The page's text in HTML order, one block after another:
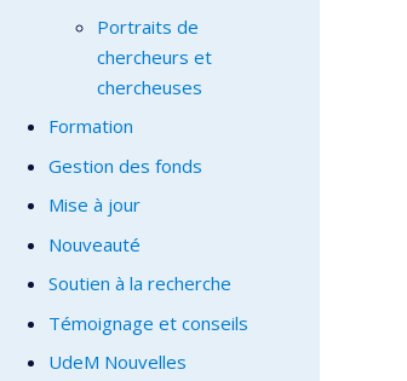
Portraits de
chercheurs et
chercheuses
Formation
Gestion des fonds
Mise à jour
Nouveauté
Soutien à la recherche
Témoignage et conseils
UdeM Nouvelles